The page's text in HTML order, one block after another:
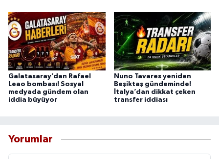
Galatasaray’dan Rafael
Leao bombası! Sosyal
medyada gündem olan
iddia büyüyor
Nuno Tavares yeniden
Beşiktaş gündeminde!
İtalya’dan dikkat çeken
transfer iddiası
Yorumlar